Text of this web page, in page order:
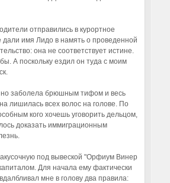
отправились в курортное
имя Лидо в намять о проведенной
она не соответствует истине.
А поскольку ездил он туда с моим
заболела брюшным тифом и весь
лишилась всех волос на голове. По
кого хочешь уговорить дельцом,
доказать иммиграционным
под вывеской "Орфиум Винер
Для начала ему фактически
мне в голову два правила: